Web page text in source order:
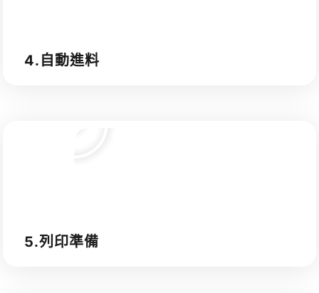
4.自動進料
5.列印準備